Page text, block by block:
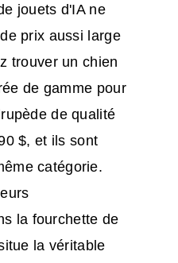
jouets d'IA ne
prix aussi large
trouver un chien
de gamme pour
de qualité
$, et ils sont
catégorie.
la fourchette de
la véritable